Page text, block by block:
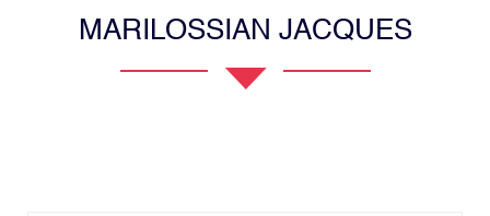
MARILOSSIAN JACQUES